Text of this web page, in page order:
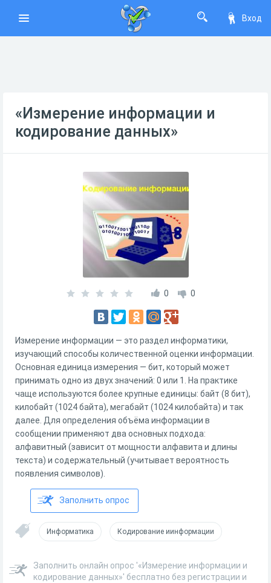
Вход
«Измерение информации и
кодирование данных»
0 0
Измерение информации — это раздел информатики,
изучающий способы количественной оценки информации.
Основная единица измерения — бит, который может
принимать одно из двух значений: 0 или 1. На практике
чаще используются более крупные единицы: байт (8 бит),
килобайт (1024 байта), мегабайт (1024 килобайта) и так
далее. Для определения объёма информации в
сообщении применяют два основных подхода:
алфавитный (зависит от мощности алфавита и длины
текста) и содержательный (учитывает вероятность
появления символов).
Заполнить опрос
Информатика Кодирование иинформации
Заполнить онлайн опрос '«Измерение информации и
кодирование данных»' бесплатно без регистрации и